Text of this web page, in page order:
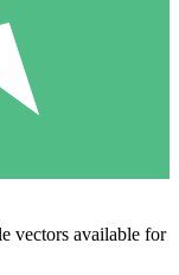
vectors available for